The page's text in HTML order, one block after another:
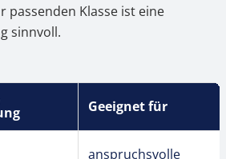
passenden Klasse ist eine
sinnvoll.
Geeignet für
anspruchsvolle